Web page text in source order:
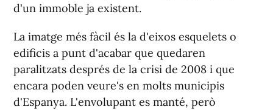
d'un immoble ja existent.
La imatge més fàcil és la d'eixos esquelets o
edificis a punt d'acabar que quedaren
paralitzats després de la crisi de 2008 i que
encara poden veure's en molts municipis
d'Espanya. L'envolupant es manté, però